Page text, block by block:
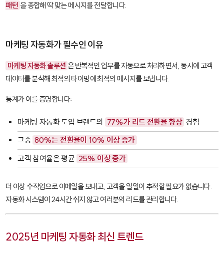
패턴 을 종합해 딱 맞는 메시지를 전달합니다.
마케팅 자동화가 필수인 이유
마케팅 자동화 솔루션 은 반복적인 업무를 자동으로 처리하면서, 동시에 고객
데이터를 분석해 최적의 타이밍에 최적의 메시지를 보냅니다.
통계가 이를 증명합니다:
마케팅 자동화 도입 브랜드의 77%가 리드 전환율 향상 경험
그중 80%는 전환율이 10% 이상 증가
고객 참여율은 평균 25% 이상 증가
더 이상 수작업으로 이메일을 보내고, 고객을 일일이 추적할 필요가 없습니다.
자동화 시스템이 24시간 쉬지 않고 여러분의 리드를 관리합니다.
2025년 마케팅 자동화 최신 트렌드